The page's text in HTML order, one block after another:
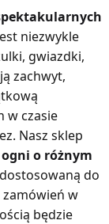
niezwykle
gwiazdki,
zachwyt,
w czasie
Nasz sklep
o różnym
do
zamówień w
będzie